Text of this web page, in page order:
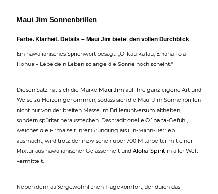
Maui Jim Sonnenbrillen
Farbe. Klarheit. Details – Maui Jim bietet den vollen Durchblick
Ein hawaiianisches Sprichwort besagt: „Oi kau ka lau, E hana I ola
Honua – Lebe dein Leben solange die Sonne noch scheint.“
Diesen Satz hat sich die Marke Maui Jim auf ihre ganz eigene Art und
Weise zu Herzen genommen, sodass sich die Maui Jim Sonnenbrillen
nicht nur von der breiten Masse im Brillenuniversum abheben,
sondern spürbar herausstechen. Das traditionelle O´hana-Gefühl,
welches die Firma seit ihrer Gründung als Ein-Mann-Betrieb
ausmacht, wird trotz der inzwischen über 700 Mitarbeiter mit einer
Mixtur aus hawaiianischer Gelassenheit und Aloha-Spirit in aller Welt
vermittelt.
Neben dem außergewöhnlichen Tragekomfort, der durch das